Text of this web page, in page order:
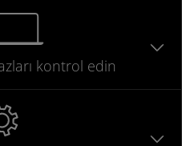
kontrol edin